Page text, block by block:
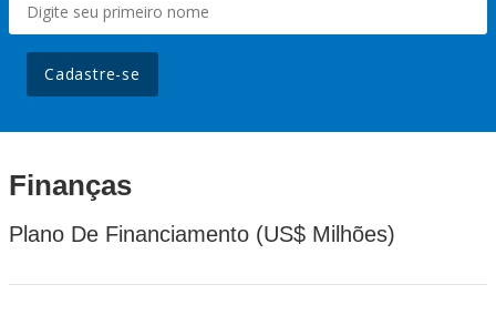
Cadastre-se
Finanças
Plano De Financiamento (US$ Milhões)